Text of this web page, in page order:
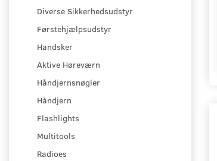
Diverse Sikkerhedsudstyr
Førstehjælpsudstyr
Handsker
Aktive Høreværn
Håndjernsnøgler
Håndjern
Flashlights
Multitools
Radioes